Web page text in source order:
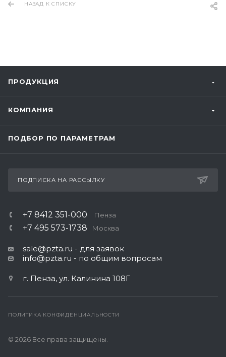
НАЗАД К СПИСКУ
ПРОДУКЦИЯ
КОМПАНИЯ
ПОДБОР ПО ПАРАМЕТРАМ
ПОДПИСКА НА РАССЫЛКУ
+7 8412 351-000 Пенза
+7 495 573-1738 Москва
sale@pzta.ru - для заявок
info@pzta.ru - по общим вопросам
г. Пенза, ул. Калинина 108Г
ПОЛИТИКА КОНФИДЕНЦИАЛЬНОСТИ
© 2026 Все права защищены.